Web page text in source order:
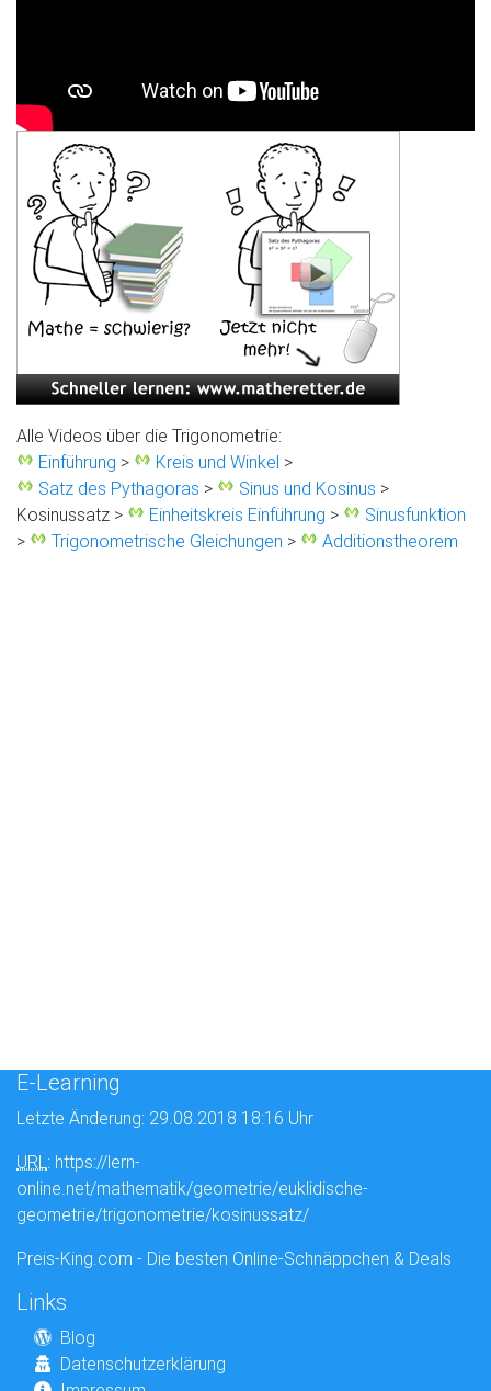
Alle Videos über die Trigonometrie:
Einführung > Kreis und Winkel >
Satz des Pythagoras > Sinus und Kosinus >
Kosinussatz >
Einheitskreis Einführung >
Sinusfunktion
>
Trigonometrische Gleichungen > Additionstheorem
E-Learning
Letzte Änderung: 29.08.2018 18:16 Uhr
URL: https://lern-
online.net/mathematik/geometrie/euklidische-
geometrie/trigonometrie/kosinussatz/
Preis-King.com - Die besten Online-Schnäppchen & Deals
Links
Blog
Datenschutzerklärung